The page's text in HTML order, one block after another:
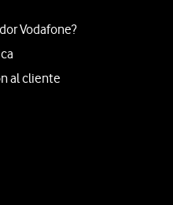
Vodafone?
al cliente